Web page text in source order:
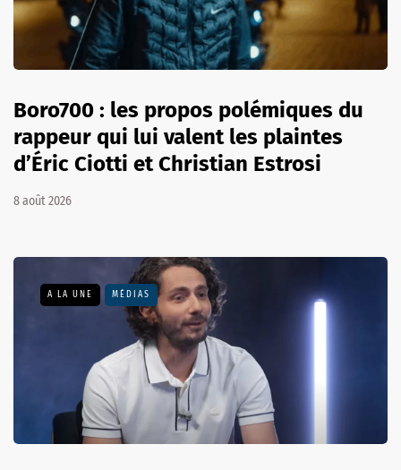
Boro700 : les propos polémiques du
rappeur qui lui valent les plaintes
d’Éric Ciotti et Christian Estrosi
8 août 2026
A LA UNE MÉDIAS